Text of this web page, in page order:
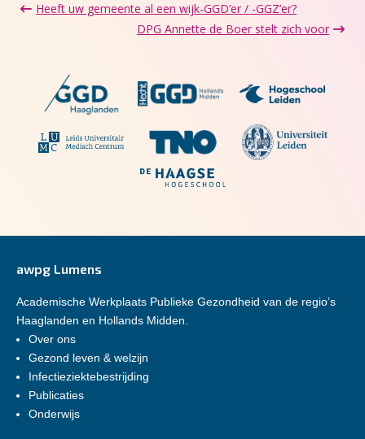
Heeft uw gemeente al een wijk-GGD’er / -GGZ’er?
DPG Annette de Boer stelt zich voor
awpg Lumens
Academische Werkplaats Publieke Gezondheid van de regio’s
Haaglanden en Hollands Midden.
Over ons
Gezond leven & welzijn
Infectieziektebestrijding
Publicaties
Onderwijs